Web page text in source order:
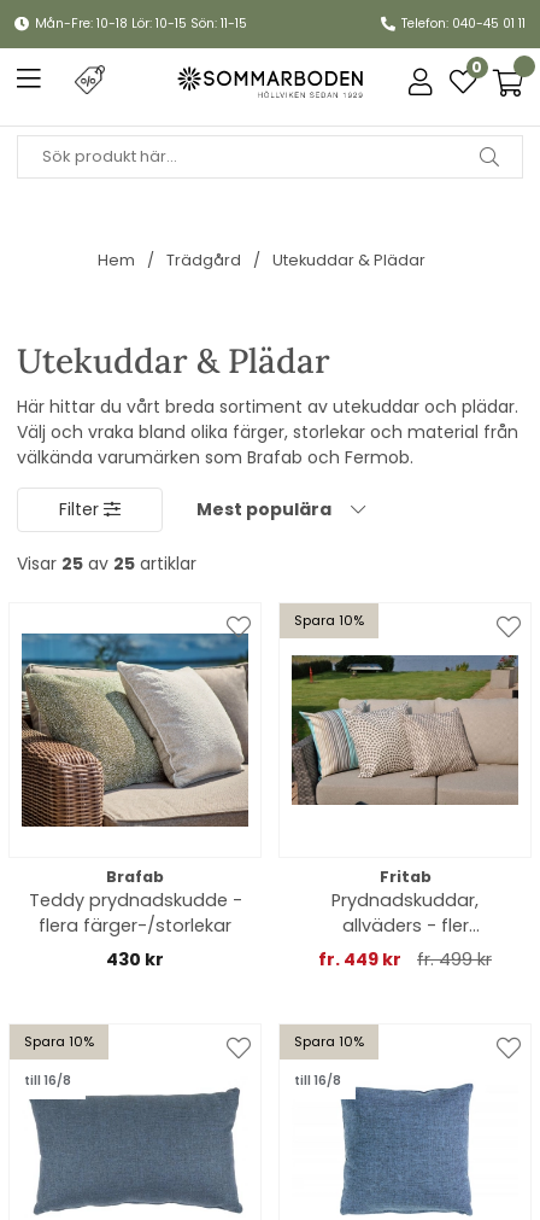
Mån-Fre: 10-18 Lör: 10-15 Sön: 11-15 Telefon: 040-45 01 11
0
Hem Trädgård Utekuddar & Plädar
Utekuddar & Plädar
Här hittar du vårt breda sortiment av utekuddar och plädar.
Välj och vraka bland olika färger, storlekar och material från
välkända varumärken som Brafab och Fermob.
Filter Mest populära
Visar 25 av 25 artiklar
Brafab
Teddy prydnadskudde -
flera färger-/storlekar
430 kr
Spara 10%
Fritab
Prydnadskuddar,
allväders - fler
storlekar-/färger
fr. 449 kr fr. 499 kr
Spara 10%
till 16/8
Spara 10%
till 16/8